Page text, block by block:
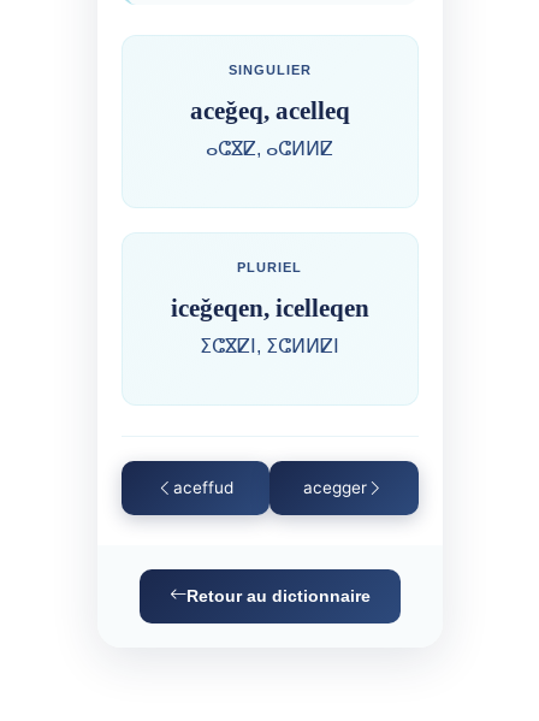
SINGULIER
aceǧeq, acelleq
ⴰⵛⴵⵇ, ⴰⵛⵍⵍⵇ
PLURIEL
iceǧeqen, icelleqen
ⵉⵛⴵⵇⵏ, ⵉⵛⵍⵍⵇⵏ
aceffud acegger
Retour au dictionnaire